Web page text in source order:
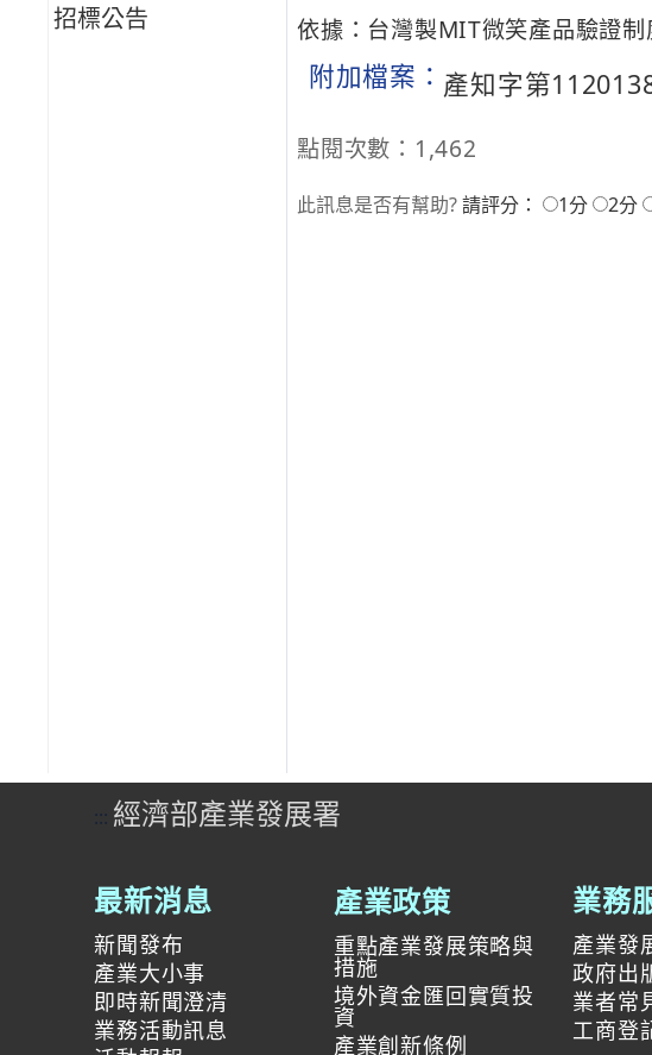
招標公告
依據：台灣製MIT微笑產品驗證
附加檔案： 產知字第
點閱次數：1,462
此訊息是否有幫助?請評分： 1分 2分
::: 經濟部產業發展署
最新消息
新聞發布
產業大小事
即時新聞澄清
業務活動訊息
產業政策
重點產業發展策略與
措施
境外資金匯回實質投
資
產業創新條例
業務
產業發
政府出
業者常
工商登